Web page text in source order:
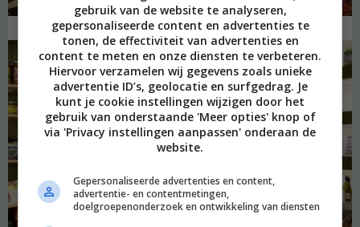
gebruik van de website te analyseren,
gepersonaliseerde content en advertenties te
tonen, de effectiviteit van advertenties en
content te meten en onze diensten te verbeteren.
Hiervoor verzamelen wij gegevens zoals unieke
advertentie ID’s, geolocatie en surfgedrag. Je
kunt je cookie instellingen wijzigen door het
gebruik van onderstaande 'Meer opties' knop of
via 'Privacy instellingen aanpassen' onderaan de
website.
Gepersonaliseerde advertenties en content,
advertentie- en contentmetingen,
doelgroepenonderzoek en ontwikkeling van diensten